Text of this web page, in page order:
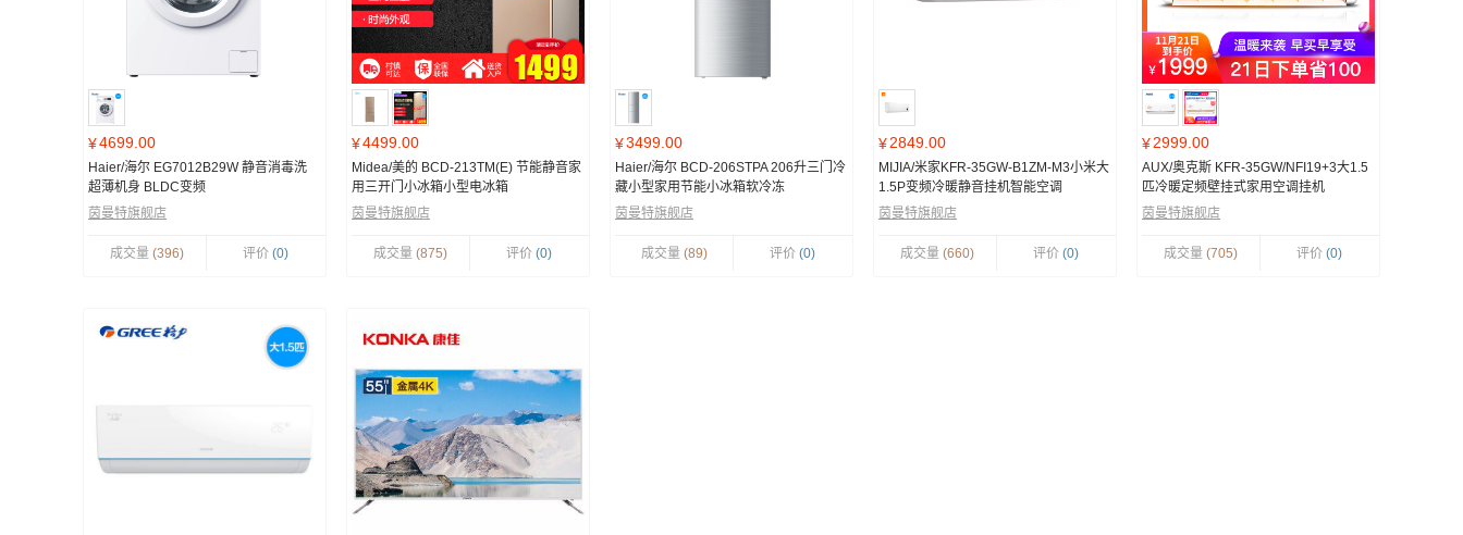
¥4699.00
Haier/海尔 EG7012B29W 静音消毒洗
超薄机身 BLDC变频
茵曼特旗舰店
成交量 (396) 评价 (0)
¥4499.00
Midea/美的 BCD-213TM(E) 节能静音家
用三开门小冰箱小型电冰箱
茵曼特旗舰店
成交量 (875) 评价 (0)
¥3499.00
Haier/海尔 BCD-206STPA 206升三门冷
藏小型家用节能小冰箱软冷冻
茵曼特旗舰店
成交量 (89) 评价 (0)
¥2849.00
MIJIA/米家KFR-35GW-B1ZM-M3小米大
1.5P变频冷暖静音挂机智能空调
茵曼特旗舰店
成交量 (660) 评价 (0)
¥2999.00
AUX/奥克斯 KFR-35GW/NFI19+3大1.5
匹冷暖定频壁挂式家用空调挂机
茵曼特旗舰店
成交量 (705) 评价 (0)